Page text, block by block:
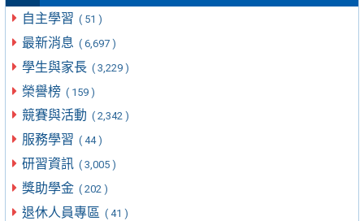
自主學習 ( 51 )
最新消息 ( 6,697 )
學生與家長 ( 3,229 )
榮譽榜 ( 159 )
競賽與活動 ( 2,342 )
服務學習 ( 44 )
研習資訊 ( 3,005 )
獎助學金 ( 202 )
退休人員專區 ( 41 )